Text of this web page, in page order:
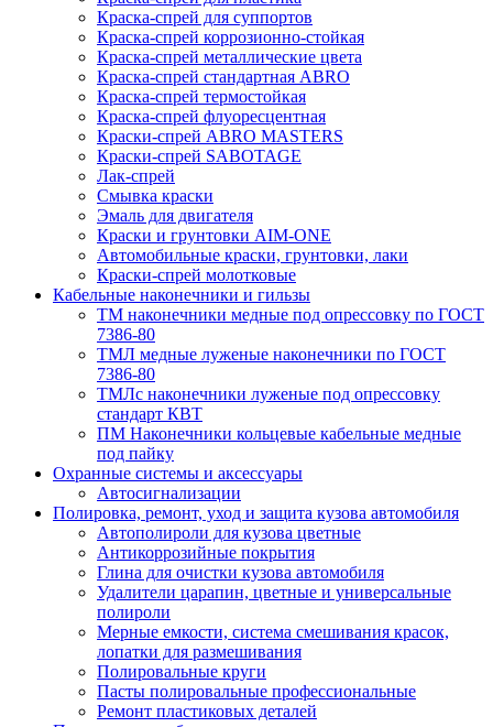
Краска-спрей для суппортов
Краска-спрей коррозионно-стойкая
Краска-спрей металлические цвета
Краска-спрей стандартная ABRO
Краска-спрей термостойкая
Краска-спрей флуоресцентная
Краски-спрей ABRO MASTERS
Краски-спрей SABOTAGE
Лак-спрей
Смывка краски
Эмаль для двигателя
Краски и грунтовки AIM-ONE
Автомобильные краски, грунтовки, лаки
Краски-спрей молотковые
Кабельные наконечники и гильзы
ТМ наконечники медные под опрессовку по ГОСТ
7386-80
ТМЛ медные луженые наконечники по ГОСТ
7386-80
ТМЛс наконечники луженые под опрессовку
стандарт КВТ
ПМ Наконечники кольцевые кабельные медные
под пайку
Охранные системы и аксессуары
Автосигнализации
Полировка, ремонт, уход и защита кузова автомобиля
Автополироли для кузова цветные
Антикоррозийные покрытия
Глина для очистки кузова автомобиля
Удалители царапин, цветные и универсальные
полироли
Мерные емкости, система смешивания красок,
лопатки для размешивания
Полировальные круги
Пасты полировальные профессиональные
Ремонт пластиковых деталей